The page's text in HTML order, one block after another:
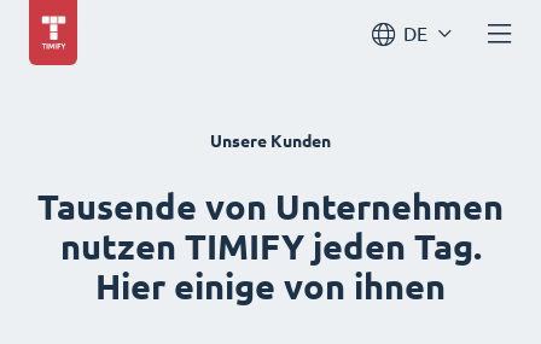
DE
Unsere Kunden
Tausende von Unternehmen
nutzen TIMIFY jeden Tag.
Hier einige von ihnen